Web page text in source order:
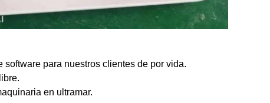
para nuestros clientes de por vida.
en ultramar.